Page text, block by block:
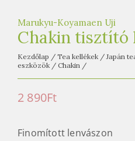
t
e
a
h
á
z
Marukyu-Koyamaen Uji
Chakin tisztító
Kezdőlap / Tea kellékek / Japán
eszközök / Chakin /
2 890Ft
Finomított lenvászon